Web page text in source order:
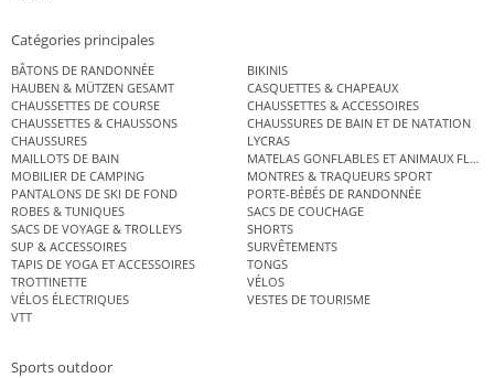
Catégories principales
BÂTONS DE RANDONNÉE
BIKINIS
HAUBEN & MÜTZEN GESAMT
CASQUETTES & CHAPEAUX
CHAUSSETTES DE COURSE
CHAUSSETTES & ACCESSOIRES
CHAUSSETTES & CHAUSSONS
CHAUSSURES DE BAIN ET DE NATATION
CHAUSSURES
LYCRAS
MAILLOTS DE BAIN
MATELAS GONFLABLES ET ANIMAUX
MOBILIER DE CAMPING
MONTRES & TRAQUEURS SPORT
PANTALONS DE SKI DE FOND
PORTE-BÉBÉS DE RANDONNÉE
ROBES & TUNIQUES
SACS DE COUCHAGE
SACS DE VOYAGE & TROLLEYS
SHORTS
SUP & ACCESSOIRES
SURVÊTEMENTS
TAPIS DE YOGA ET ACCESSOIRES
TONGS
TROTTINETTE
VÉLOS
VÉLOS ÉLECTRIQUES
VESTES DE TOURISME
VTT
Sports outdoor